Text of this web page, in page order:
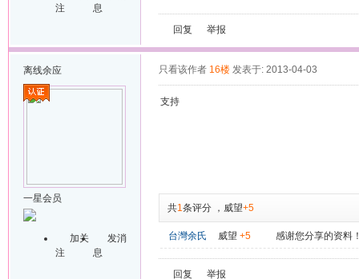
注
息
回复 举报
离线余应
一星会员
加关
注
发消
息
只看该作者 16楼 发表于: 2013-04-03
支持
共1条评分 ， 威望+5
台灣余氏 威望 +5 感谢您分享的资料
回复 举报